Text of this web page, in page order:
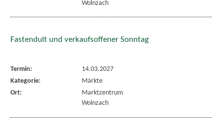
Wolnzach
Fastendult und verkaufsoffener Sonntag
Termin:
14.03.2027
Kategorie:
Märkte
Ort:
Marktzentrum
Wolnzach